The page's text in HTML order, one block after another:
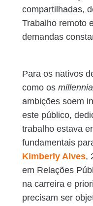
compartilhadas,
Trabalho remoto
demandas
Para os nativos
como os
ambições soem
este público,
trabalho estava
fundamentais
Kim berly Alves,
em Relações
na carreira e
precisam ser